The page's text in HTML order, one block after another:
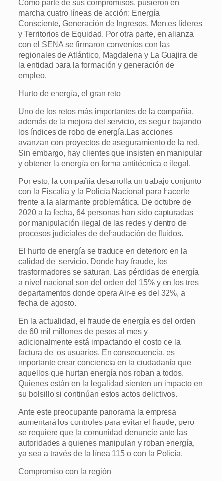
Como parte de sus compromisos, pusieron en
marcha cuatro líneas de acción: Energía
Consciente, Generación de Ingresos, Mentes líderes
y Territorios de Equidad. Por otra parte, en alianza
con el SENA se firmaron convenios con las
regionales de Atlántico, Magdalena y La Guajira de
la entidad para la formación y generación de
empleo.
Hurto de energía, el gran reto
Uno de los retos más importantes de la compañía,
además de la mejora del servicio, es seguir bajando
los índices de robo de energía.Las acciones
avanzan con proyectos de aseguramiento de la red.
Sin embargo, hay clientes que insisten en manipular
y obtener la energía en forma antitécnica e ilegal.
Por esto, la compañía desarrolla un trabajo conjunto
con la Fiscalía y la Policía Nacional para hacerle
frente a la alarmante problemática. De octubre de
2020 a la fecha, 64 personas han sido capturadas
por manipulación ilegal de las redes y dentro de
procesos judiciales de defraudación de fluidos.
El hurto de energía se traduce en deterioro en la
calidad del servicio. Donde hay fraude, los
trasformadores se saturan. Las pérdidas de energía
a nivel nacional son del orden del 15% y en los tres
departamentos donde opera Air-e es del 32%, a
fecha de agosto.
En la actualidad, el fraude de energía es del orden
de 60 mil millones de pesos al mes y
adicionalmente está impactando el costo de la
factura de los usuarios. En consecuencia, es
importante crear conciencia en la ciudadanía que
aquellos que hurtan energía nos roban a todos.
Quienes están en la legalidad sienten un impacto en
su bolsillo si continúan estos actos delictivos.
Ante este preocupante panorama la empresa
aumentará los controles para evitar el fraude, pero
se requiere que la comunidad denuncie ante las
autoridades a quienes manipulan y roban energía,
ya sea a través de la línea 115 o con la Policía.
Compromiso con la región